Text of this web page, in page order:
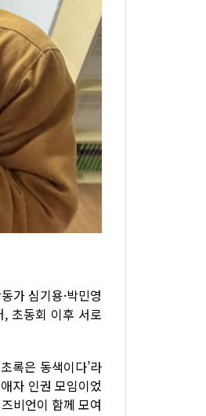
가 심기용·박민영
초동회 이후 서로
록은 동색이다’라
자 인권 모임이었
비언이 함께 모여